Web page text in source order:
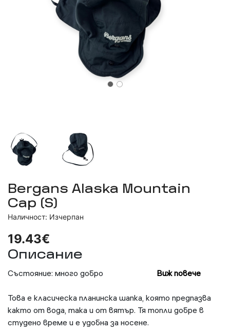
Bergans Alaska Mountain
Cap (S)
Наличност: Изчерпан
19.43€
Описание
Състояние: много добро Виж повече
Това е класическа планинска шапка, която предпазва
както от вода, така и от вятър. Тя топли добре в
студено време и е удобна за носене.